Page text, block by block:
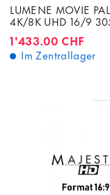
LUMENE MOVIE
4K/8K UHD 16/9
1'433.00 CHF
Im Zentrallager